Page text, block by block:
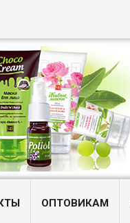
ОПТОВИКАМ